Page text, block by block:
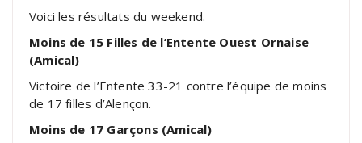
Voici les résultats du weekend.
Moins de 15 Filles de l’Entente Ouest Ornaise
(Amical)
Victoire de l’Entente 33-21 contre l’équipe de moins
de 17 filles d’Alençon.
Moins de 17 Garçons (Amical)